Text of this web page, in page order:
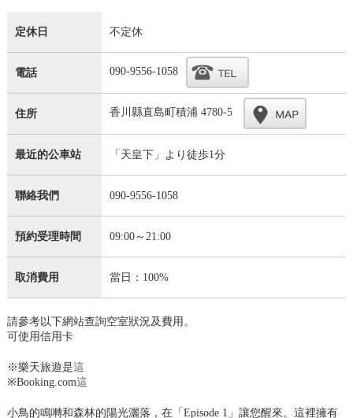
定休日 不定休
電話 090-9556-1058
住所 香川縣直島町積浦 4780-5
最近的公車站 「天皇下」より徒歩1分
聯絡我們 090-9556-1058
預約受理時間 09:00～21:00
取消費用 當日：100%
請參考以下網站查詢空室狀況及費用。
可使用信用卡
※樂天旅遊是這
※Booking.com這
小鳥的鳴囀和森林的陽光灑落，在「Episode 1」讓您醒來。這裡擁有